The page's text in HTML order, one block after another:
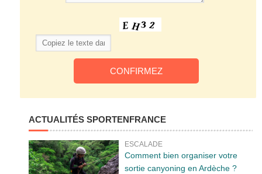
ACTUALITÉS SPORTENFRANCE
ESCALADE
Comment bien organiser votre
sortie canyoning en Ardèche ?